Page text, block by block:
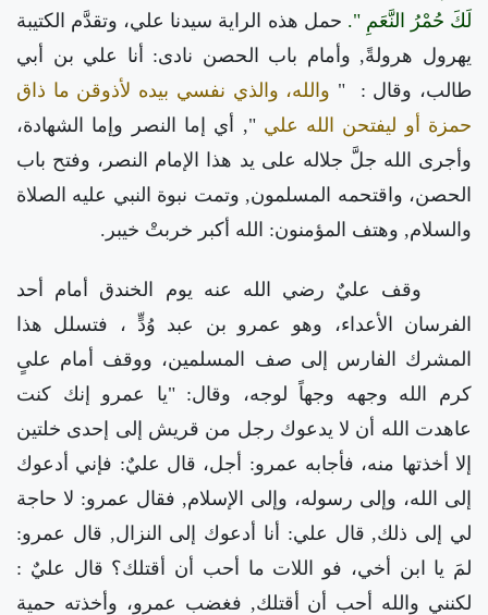
لَكَ حُمْرُ النَّعَمِ ". حمل هذه الراية سيدنا علي، وتقدَّم الكتيبة
يهرول هرولةً, وأمام باب الحصن نادى: أنا علي بن أبي
طالب، وقال :
" والله، والذي نفسي بيده لأذوقن ما ذاق
حمزة أو ليفتحن الله علي ",
أي إما النصر وإما الشهادة،
وأجرى الله جلَّ جلاله على يد هذا الإمام النصر، وفتح باب
الحصن، واقتحمه المسلمون, وتمت نبوة النبي عليه الصلاة
والسلام, وهتف المؤمنون: الله أكبر خربتْ خيبر.
وقف عليٌ رضي الله عنه يوم الخندق أمام أحد
الفرسان الأعداء، وهو عمرو بن عبد وُدٍّ ، فتسلل هذا
المشرك الفارس إلى صف المسلمين، ووقف أمام علىٍ
كرم الله وجهه وجهاً لوجه، وقال: "يا عمرو إنك كنت
عاهدت الله أن لا يدعوك رجل من قريش إلى إحدى خلتين
إلا أخذتها منه، فأجابه عمرو: أجل، قال عليٌ: فإني أدعوك
إلى الله، وإلى رسوله، وإلى الإسلام, فقال عمرو: لا حاجة
لي إلى ذلك, قال علي: أنا أدعوك إلى النزال, قال عمرو:
لمَ يا ابن أخي، فو اللات ما أحب أن أقتلك؟ قال عليٌ :
لكنني والله أحب أن أقتلك, فغضب عمرو، وأخذته حمية